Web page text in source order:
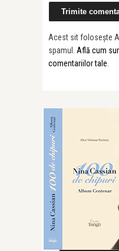
Acest sit folosește
spamul. Află cum
comentariilor tale
CAUTĂ ÎN SITE